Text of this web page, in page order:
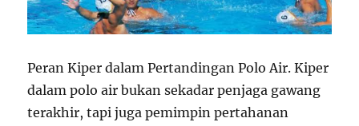
Peran Kiper dalam Pertandingan Polo Air. Kiper
dalam polo air bukan sekadar penjaga gawang
terakhir, tapi juga pemimpin pertahanan